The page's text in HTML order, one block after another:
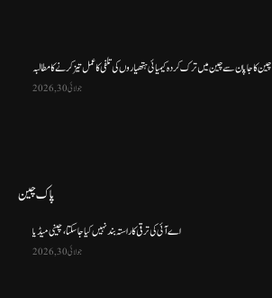
چین کا جاپان سے چین میں ترک کردہ کیمیائی ہتھیاروں کی تلفی کا عمل تیز کرنے کا مطالبہ
جولائی 30, 2026
پاک چین
اے آئی کی ترقی کا راستہ بند نہیں کیا جا سکتا، چینی میڈیا
جولائی 30, 2026